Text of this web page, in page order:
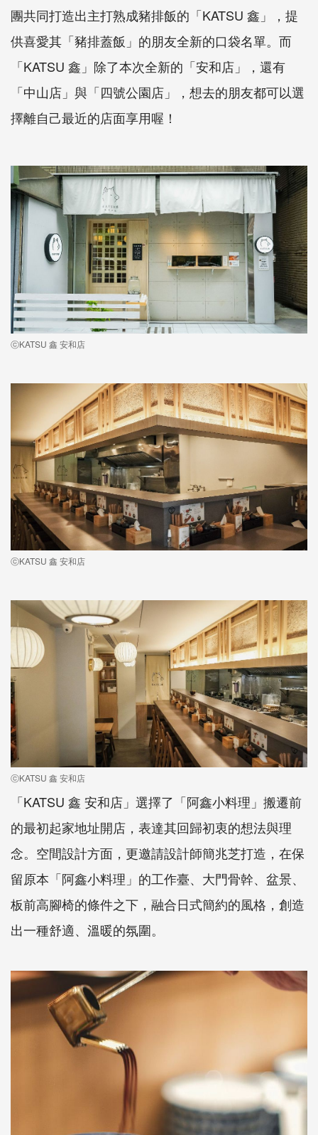
團共同打造出主打熟成豬排飯的「KATSU 鑫」，提
供喜愛其「豬排蓋飯」的朋友全新的口袋名單。而
「KATSU 鑫」除了本次全新的「安和店」，還有
「中山店」與「四號公園店」，想去的朋友都可以選
擇離自己最近的店面享用喔！
ⓒKATSU 鑫 安和店
ⓒKATSU 鑫 安和店
ⓒKATSU 鑫 安和店
「KATSU 鑫 安和店」選擇了「阿鑫小料理」搬遷前
的最初起家地址開店，表達其回歸初衷的想法與理
念。空間設計方面，更邀請設計師簡兆芝打造，在保
留原本「阿鑫小料理」的工作臺、大門骨幹、盆景、
板前高腳椅的條件之下，融合日式簡約的風格，創造
出一種舒適、溫暖的氛圍。